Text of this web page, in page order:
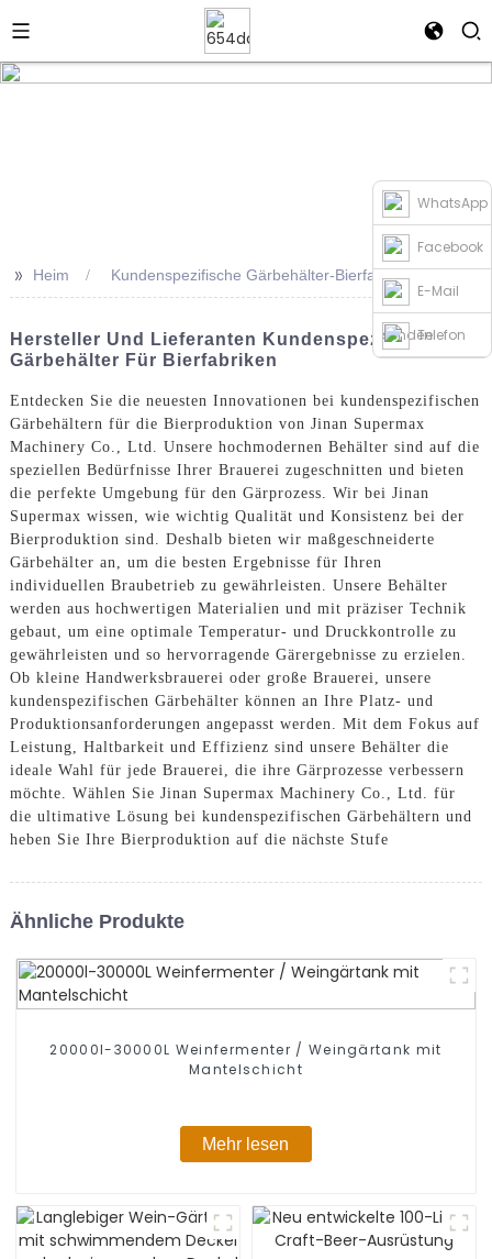
WhatsApp
Facebook
E-Mail
sendenTelefon
>> Heim Kundenspezifische Gärbehälter-Bierfabrik
Hersteller Und Lieferanten Kundenspezifischer
Gärbehälter Für Bierfabriken
Entdecken Sie die neuesten Innovationen bei kundenspezifischen
Gärbehältern für die Bierproduktion von Jinan Supermax
Machinery Co., Ltd. Unsere hochmodernen Behälter sind auf die
speziellen Bedürfnisse Ihrer Brauerei zugeschnitten und bieten
die perfekte Umgebung für den Gärprozess. Wir bei Jinan
Supermax wissen, wie wichtig Qualität und Konsistenz bei der
Bierproduktion sind. Deshalb bieten wir maßgeschneiderte
Gärbehälter an, um die besten Ergebnisse für Ihren
individuellen Braubetrieb zu gewährleisten. Unsere Behälter
werden aus hochwertigen Materialien und mit präziser Technik
gebaut, um eine optimale Temperatur- und Druckkontrolle zu
gewährleisten und so hervorragende Gärergebnisse zu erzielen.
Ob kleine Handwerksbrauerei oder große Brauerei, unsere
kundenspezifischen Gärbehälter können an Ihre Platz- und
Produktionsanforderungen angepasst werden. Mit dem Fokus auf
Leistung, Haltbarkeit und Effizienz sind unsere Behälter die
ideale Wahl für jede Brauerei, die ihre Gärprozesse verbessern
möchte. Wählen Sie Jinan Supermax Machinery Co., Ltd. für
die ultimative Lösung bei kundenspezifischen Gärbehältern und
heben Sie Ihre Bierproduktion auf die nächste Stufe
Ähnliche Produkte
20000l-30000L Weinfermenter / Weingärtank mit
Mantelschicht
Mehr lesen